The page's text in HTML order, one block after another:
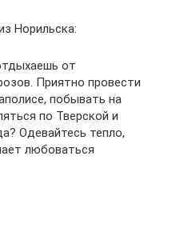
Норильска:
от
Приятно провести
побывать на
по Тверской и
Одевайтесь тепло,
любоваться